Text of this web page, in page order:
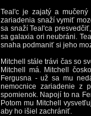
Teal'c je zajatý a
zariadenia snaží vymiť
sa snaží Teal'ca
sa galaxia ori neubráni.
snaha podmaniť si jeho
Mitchell stále trávi čas so
Mitchell má. Mitchell
Fergusna - už sa mu
nemocnice zariadenie z
spomienok. Napojí to na
Potom mu Mitchell
aby ho išiel zachrániť.